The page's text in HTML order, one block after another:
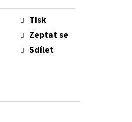
Tisk
Zeptat se
Sdílet